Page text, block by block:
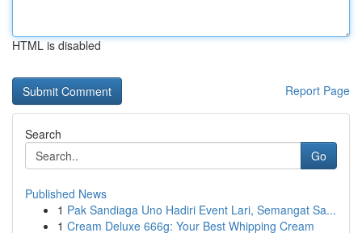
HTML is disabled
Report Page
Search
Go
Published News
1 Pak Sandiaga Uno Hadiri Event Lari, Semangat Sa...
1 Cream Deluxe 666g: Your Best Whipping Cream